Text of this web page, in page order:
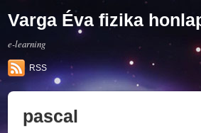
Varga Éva fizika
e-learning
RSS
pascal